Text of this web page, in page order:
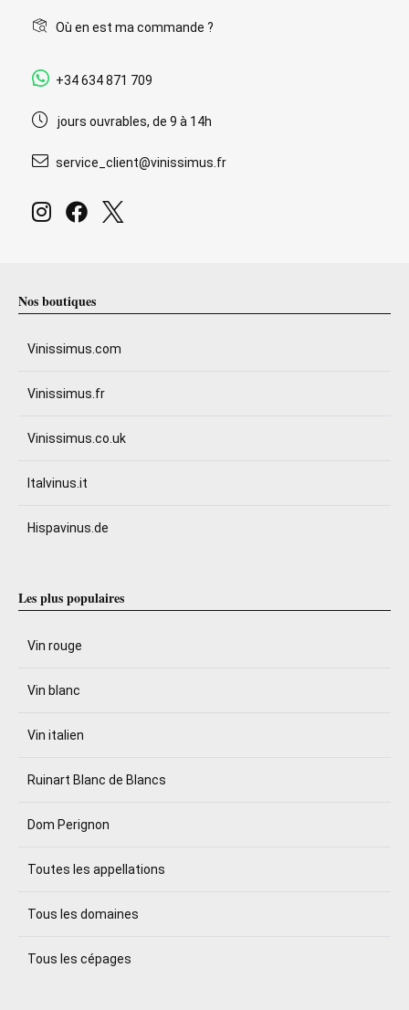
Où en est ma commande ?
+34 634 871 709
jours ouvrables, de 9 à 14h
service_client@vinissimus.fr
Nos boutiques
Vinissimus.com
Vinissimus.fr
Vinissimus.co.uk
Italvinus.it
Hispavinus.de
Les plus populaires
Vin rouge
Vin blanc
Vin italien
Ruinart Blanc de Blancs
Dom Perignon
Toutes les appellations
Tous les domaines
Tous les cépages